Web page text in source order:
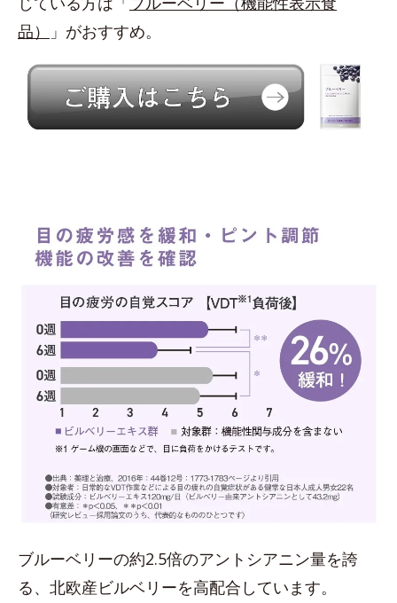
品）
」がおすすめ。
ブルーベリーの約2.5倍のアントシアニン量を誇
る、北欧産ビルベリーを高配合しています。